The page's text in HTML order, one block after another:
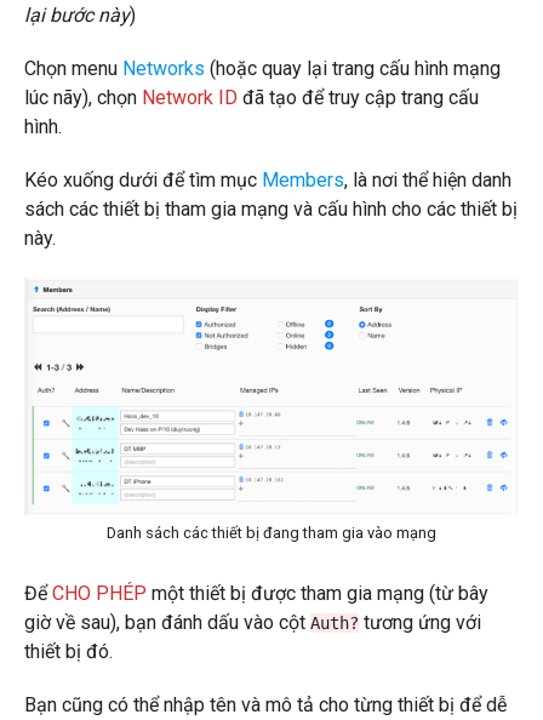
lại bước này)
Chọn menu Networks (hoặc quay lại trang cấu hình mạng
lúc nãy), chọn Network ID đã tạo để truy cập trang cấu
hình.
Kéo xuống dưới để tìm mục Members, là nơi thể hiện danh
sách các thiết bị tham gia mạng và cấu hình cho các thiết bị
này.
Danh sách các thiết bị đang tham gia vào mạng
ĐểCHO PHÉP một thiết bị được tham gia mạng (từ bây
giờ về sau), bạn đánh dấu vào cột Auth? tương ứng với
thiết bị đó.
Bạn cũng có thể nhập tên và mô tả cho từng thiết bị để dễ